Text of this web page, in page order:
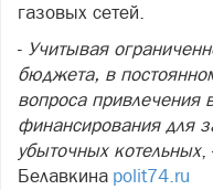
газовых сетей.
- Учитывая
бюджета, в
вопроса привлечения
финансирования для
убыточных котельных,
Белавкина polit74.ru